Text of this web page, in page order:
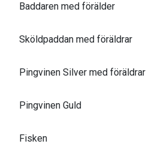
Baddaren med förälder
Sköldpaddan med föräldrar
Pingvinen Silver med föräldrar
Pingvinen Guld
Fisken